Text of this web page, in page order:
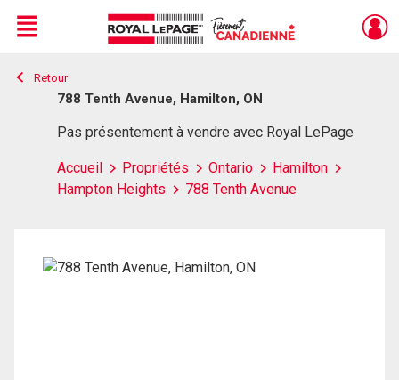
Live
En Direct
Menu
Retour
788 Tenth Avenue, Hamilton, ON
Pas présentement à vendre avec Royal LePage
Accueil Propriétés Ontario
Hamilton
Hampton Heights
788 Tenth Avenue